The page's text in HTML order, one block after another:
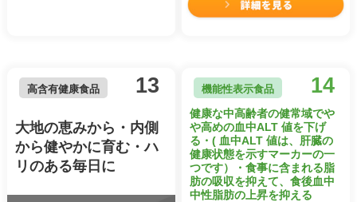
高含有健康食品 13
大地の恵みから・内側
から健やかに育む・ハ
リのある毎日に
機能性表示食品 14
健康な中高齢者の健常域でや
や高めの血中ALT 値を下げ
る・( 血中ALT 値は、肝臓の
健康状態を示すマーカーの一
つです）・食事に含まれる脂
肪の吸収を抑えて、食後血中
中性脂肪の上昇を抑える